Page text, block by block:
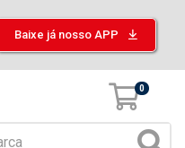
Baixe já nosso APP
0